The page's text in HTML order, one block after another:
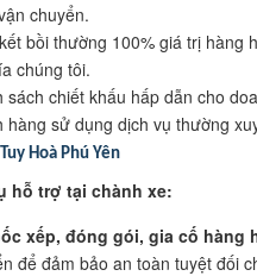
chuyển.
bồi thường 100% giá trị hàng
chúng tôi.
sách chiết khấu hấp dẫn cho
hàng sử dụng dịch vụ thường
Hoà Phú Yên
hỗ trợ tại chành xe:
xếp, đóng gói, gia cố hàng
để đảm bảo an toàn tuyệt đối